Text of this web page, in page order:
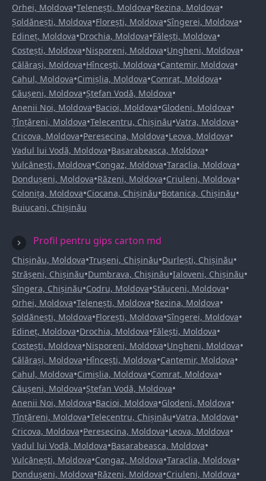
Orhei, Moldova•Telenești, Moldova•Rezina, Moldova•
Șoldănești, Moldova•Florești, Moldova•Sîngerei, Moldova•
Edineț, Moldova•Drochia, Moldova•Fălești, Moldova•
Costești, Moldova•Nisporeni, Moldova•Ungheni, Moldova•
Călărași, Moldova•Hîncești, Moldova•Cantemir, Moldova•
Cahul, Moldova•Cimișlia, Moldova•Comrat, Moldova•
Căușeni, Moldova•Ștefan Vodă, Moldova•
Anenii Noi, Moldova•Bacioi, Moldova•Glodeni, Moldova•
Țînțăreni, Moldova•Telecentru, Chișinău•Vatra, Moldova•
Cricova, Moldova•Peresecina, Moldova•Leova, Moldova•
Vadul lui Vodă, Moldova•Basarabeasca, Moldova•
Vulcănești, Moldova•Congaz, Moldova•Taraclia, Moldova•
Dondușeni, Moldova•Răzeni, Moldova•Criuleni, Moldova•
Colonița, Moldova•Ciocana, Chișinău•Botanica, Chișinău•
Buiucani, Chișinău
Profil pentru gips carton md
Chișinău, Moldova•Trușeni, Chișinău•Durlești, Chișinău•
Strășeni, Chișinău•Dumbrava, Chișinău•Ialoveni, Chișinău•
Sîngera, Chișinău•Codru, Moldova•Stăuceni, Moldova•
Orhei, Moldova•Telenești, Moldova•Rezina, Moldova•
Șoldănești, Moldova•Florești, Moldova•Sîngerei, Moldova•
Edineț, Moldova•Drochia, Moldova•Fălești, Moldova•
Costești, Moldova•Nisporeni, Moldova•Ungheni, Moldova•
Călărași, Moldova•Hîncești, Moldova•Cantemir, Moldova•
Cahul, Moldova•Cimișlia, Moldova•Comrat, Moldova•
Căușeni, Moldova•Ștefan Vodă, Moldova•
Anenii Noi, Moldova•Bacioi, Moldova•Glodeni, Moldova•
Țînțăreni, Moldova•Telecentru, Chișinău•Vatra, Moldova•
Cricova, Moldova•Peresecina, Moldova•Leova, Moldova•
Vadul lui Vodă, Moldova•Basarabeasca, Moldova•
Vulcănești, Moldova•Congaz, Moldova•Taraclia, Moldova•
Dondușeni, Moldova•Răzeni, Moldova•Criuleni, Moldova•